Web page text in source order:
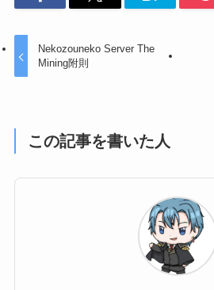
Nekozouneko Server The
Mining附則
この記事を書いた人